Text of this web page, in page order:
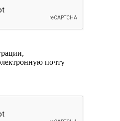
почту